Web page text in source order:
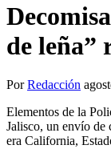
de leña”
PorRedacción
Elementos de la
Jalisco, un envío de
era California,